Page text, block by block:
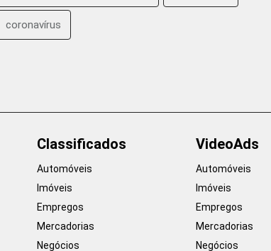
coronavírus
Classificados
Automóveis
Imóveis
Empregos
Mercadorias
Negócios
VideoAds
Automóveis
Imóveis
Empregos
Mercadorias
Negócios